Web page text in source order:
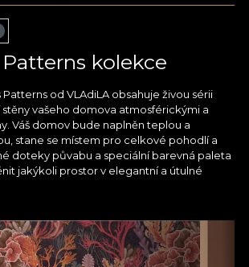
kolekce
od VLAdiLA obsahuje živou sérii
vašeho domova atmosférickými a
Váš domov bude naplněn teplou a
stane se místem pro celkové pohodlí a
doteky půvabu a speciální barevná paleta
jakýkoli prostor v elegantní a útulné
krásné kousky životní velikosti, které jistě
nebo obchodní centra.
vytvořeny s maximální péčí a pozorností k